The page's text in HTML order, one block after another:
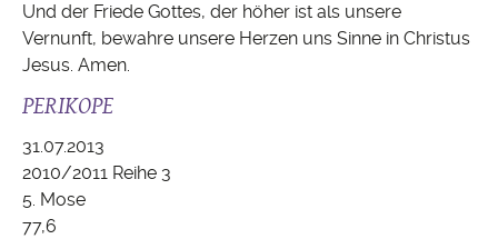
Und der Friede Gottes, der höher ist als unsere
Vernunft, bewahre unsere Herzen uns Sinne in Christus
Jesus. Amen.
PERIKOPE
31.07.2013
2010/2011 Reihe 3
5. Mose
77,6